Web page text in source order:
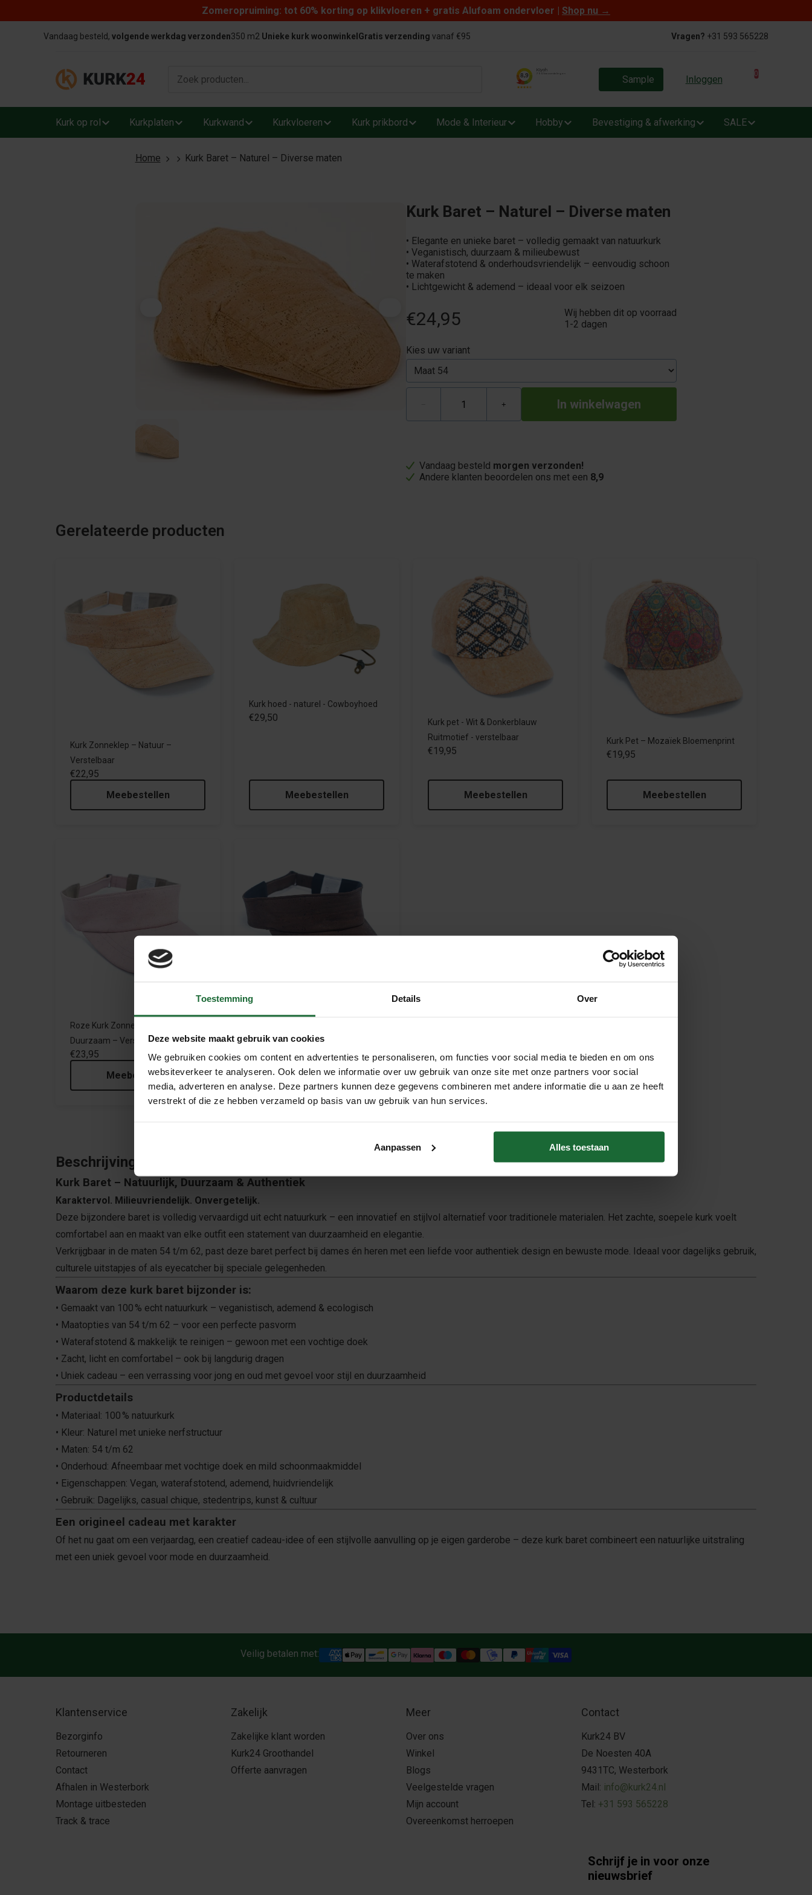
Toestemming Details Over
Deze website maakt gebruik van cookies
We gebruiken cookies om content en advertenties te personaliseren, om functies voor social media te bieden en om ons
websiteverkeer te analyseren. Ook delen we informatie over uw gebruik van onze site met onze partners voor social
media, adverteren en analyse. Deze partners kunnen deze gegevens combineren met andere informatie die u aan ze heeft
verstrekt of die ze hebben verzameld op basis van uw gebruik van hun services.
Aanpassen Alles toestaan
Zomeropruiming: tot 60% korting op klikvloeren + gratis Alufoam ondervloer | Shop nu →
Vandaag besteld, volgende werkdag verzonden350 m2 Unieke kurk woonwinkel Gratis verzending vanaf €95 Vragen? +31 593 565228
Sample Inloggen 0
Kurk op rol Kurkplaten Kurkwand Kurkvloeren Kurk prikbord Mode & Interieur Hobby Bevestiging & afwerking SALE
Home Kurk Baret – Naturel – Diverse maten
Kurk Baret – Naturel – Diverse maten
• Elegante en unieke baret – volledig gemaakt van natuurkurk
• Veganistisch, duurzaam & milieubewust
• Waterafstotend & onderhoudsvriendelijk – eenvoudig schoon
te maken
• Lichtgewicht & ademend – ideaal voor elk seizoen
€24,95
Wij hebben dit op voorraad
1-2 dagen
Kies uw variant
+
Vandaag besteld morgen verzonden!
Andere klanten beoordelen ons met een 8,9
Gerelateerde producten
Kurk Zonneklep – Natuur –
Verstelbaar
€22,95
Meebestellen
Kurk hoed - naturel - Cowboyhoed
€29,50
Meebestellen
Kurk pet - Wit & Donkerblauw
Ruitmotief - verstelbaar
€19,95
Meebestellen
Kurk Pet – Mozaïek Bloemenprint
€19,95
Meebestellen
Roze Kurk Zonneklep – Stijlvol &
Duurzaam – Verstelbaar
€23,95
Meebestellen
Verstelbaar
€23,95
Meebestellen
Beschrijving
Kurk Baret – Natuurlijk, Duurzaam & Authentiek
Karaktervol. Milieuvriendelijk. Onvergetelijk.
Deze bijzondere baret is volledig vervaardigd uit echt natuurkurk – een innovatief en stijlvol alternatief voor traditionele materialen. Het zachte, soepele kurk voelt
comfortabel aan en maakt van elke outfit een statement van duurzaamheid en elegantie.
Verkrijgbaar in de maten 54 t/m 62, past deze baret perfect bij dames én heren met een liefde voor authentiek design en bewuste mode. Ideaal voor dagelijks gebruik,
culturele uitstapjes of als eyecatcher bij speciale gelegenheden.
Waarom deze kurk baret bijzonder is:
• Gemaakt van 100 % echt natuurkurk – veganistisch, ademend & ecologisch
• Maatopties van 54 t/m 62 – voor een perfecte pasvorm
• Waterafstotend & makkelijk te reinigen – gewoon met een vochtige doek
• Zacht, licht en comfortabel – ook bij langdurig dragen
• Uniek cadeau – een verrassing voor jong en oud met gevoel voor stijl en duurzaamheid
Productdetails
• Materiaal: 100 % natuurkurk
• Kleur: Naturel met unieke nerfstructuur
• Maten: 54 t/m 62
• Onderhoud: Afneembaar met vochtige doek en mild schoonmaakmiddel
• Eigenschappen: Vegan, waterafstotend, ademend, huidvriendelijk
• Gebruik: Dagelijks, casual chique, stedentrips, kunst & cultuur
Een origineel cadeau met karakter
Of het nu gaat om een verjaardag, een creatief cadeau-idee of een stijlvolle aanvulling op je eigen garderobe – deze kurk baret combineert een natuurlijke uitstraling
met een uniek gevoel voor mode en duurzaamheid.
Veilig betalen met:
Klantenservice
Bezorginfo
Retourneren
Contact
Afhalen in Westerbork
Montage uitbesteden
Track & trace
Zakelijk
Zakelijke klant worden
Kurk24 Groothandel
Offerte aanvragen
Meer
Over ons
Winkel
Blogs
Veelgestelde vragen
Mijn account
Overeenkomst herroepen
Contact
Kurk24 BV
De Noesten 40A
9431TC, Westerbork
Mail: info@kurk24.nl
Tel: +31 593 565228
Schrijf je in voor onze
nieuwsbrief